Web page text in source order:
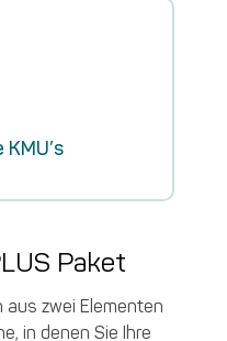
Paket
aus zwei Elementen
in denen Sie Ihre